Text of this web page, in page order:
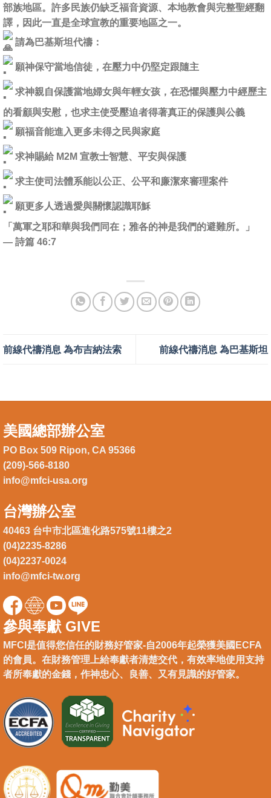
部族地區。許多民族仍缺乏福音資源、本地教會與完整聖經翻
譯，因此一直是全球宣教的重要地區之一。
請為巴基斯坦代禱：
願神保守當地信徒，在壓力中仍堅定跟隨主
求神親自保護當地婦女與年輕女孩，在恐懼與壓力中經歷主
的看顧與安慰，也求主使受壓迫者得著真正的保護與公義
願福音能進入更多未得之民與家庭
求神賜給 M2M 宣教士智慧、平安與保護
求主使司法體系能以公正、公平和廉潔來審理案件
願更多人透過愛與關懷認識耶穌
「萬軍之耶和華與我們同在；雅各的神是我們的避難所。」
— 詩篇 46:7
前線代禱消息 為布吉納法索 前線代禱消息 為巴基斯坦
美國總部辦公室
PO Box 509 Ripon, CA 95366
(209)-566-8180
info@mfci-usa.org
台灣辦公室
40463 台中市北區進化路575號11樓之2
(04)2235-8286
(04)2237-0024
info@mfci-tw.org
參與奉獻 GIVE
MFCI是值得您信任的財務好管家-自2006年起榮獲美國ECFA
的會員。在財務管理上給奉獻者清楚交代，有效率地使用支持
者所奉獻的金錢，作神忠心、良善、又有見識的好管家。